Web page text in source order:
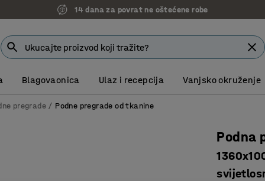
14 dana za povrat ne oštećene robe
Blagovaonica Ulaz i recepcija Vanjsko okruženje
pregrade Podne pregrade od tkanine
Podna